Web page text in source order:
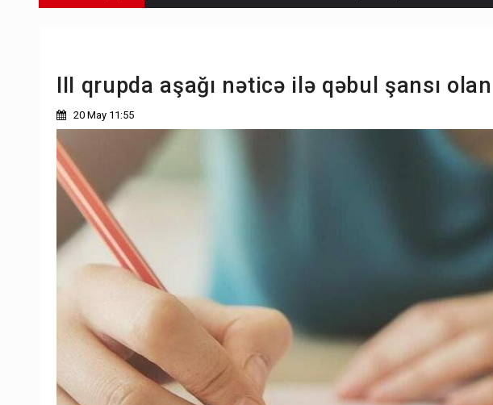
III qrupda aşağı nəticə ilə qəbul şansı
20 May 11:55